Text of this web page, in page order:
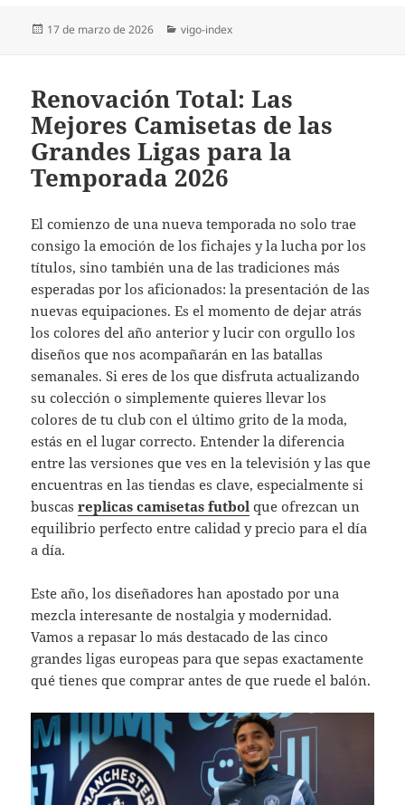
Publicado
17 de marzo de 2026 Categorías
vigo-index
Renovación Total: Las
Mejores Camisetas de las
Grandes Ligas para la
Temporada 2026
El comienzo de una nueva temporada no solo trae
consigo la emoción de los fichajes y la lucha por los
títulos, sino también una de las tradiciones más
esperadas por los aficionados: la presentación de las
nuevas equipaciones. Es el momento de dejar atrás
los colores del año anterior y lucir con orgullo los
diseños que nos acompañarán en las batallas
semanales. Si eres de los que disfruta actualizando
su colección o simplemente quieres llevar los
colores de tu club con el último grito de la moda,
estás en el lugar correcto. Entender la diferencia
entre las versiones que ves en la televisión y las que
encuentras en las tiendas es clave, especialmente si
buscasreplicas camisetas futbol que ofrezcan un
equilibrio perfecto entre calidad y precio para el día
a día.
Este año, los diseñadores han apostado por una
mezcla interesante de nostalgia y modernidad.
Vamos a repasar lo más destacado de las cinco
grandes ligas europeas para que sepas exactamente
qué tienes que comprar antes de que ruede el balón.